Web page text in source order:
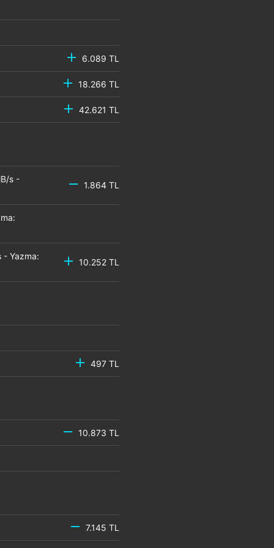
6.089 TL
18.266 TL
42.621 TL
s -
1.864 TL
- Yazma:
10.252 TL
497 TL
10.873 TL
7.145 TL